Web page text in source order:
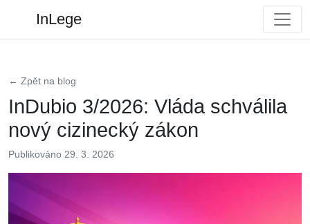
InLege
← Zpět na blog
InDubio 3/2026: Vláda schválila
nový cizinecký zákon
Publikováno 29. 3. 2026